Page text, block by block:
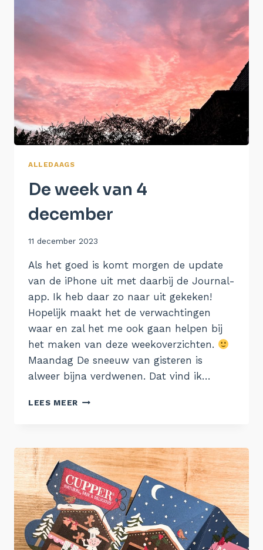
ALLEDAAGS
De week van 4
december
Door
11 december 2023
Als het goed is komt morgen de update
van de iPhone uit met daarbij de Journal-
app. Ik heb daar zo naar uit gekeken!
Hopelijk maakt het de verwachtingen
waar en zal het me ook gaan helpen bij
het maken van deze weekoverzichten.
Maandag De sneeuw van gisteren is
alweer bijna verdwenen. Dat vind ik…
LEES MEER DE
DECEMBER